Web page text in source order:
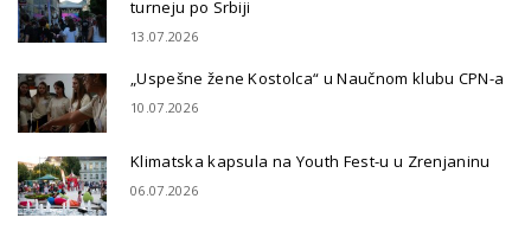
turneju po Srbiji
13.07.2026
„Uspešne žene Kostolca“ u Naučnom klubu CPN-a
10.07.2026
Klimatska kapsula na Youth Fest-u u Zrenjaninu
06.07.2026